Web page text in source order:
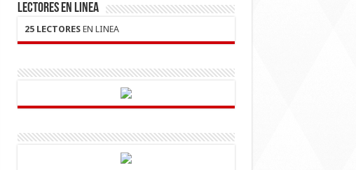
LECTORES EN LINEA
25 LECTORESEN LINEA